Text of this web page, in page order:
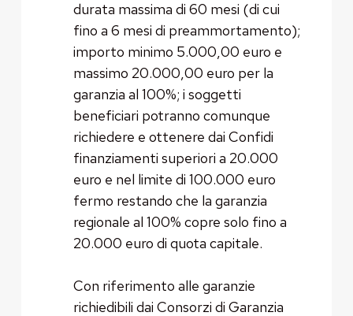
durata massima di 60 mesi (di cui
fino a 6 mesi di preammortamento);
importo minimo 5.000,00 euro e
massimo 20.000,00 euro per la
garanzia al 100%; i soggetti
beneficiari potranno comunque
richiedere e ottenere dai Confidi
finanziamenti superiori a 20.000
euro e nel limite di 100.000 euro
fermo restando che la garanzia
regionale al 100% copre solo fino a
20.000 euro di quota capitale.
Con riferimento alle garanzie
richiedibili dai Consorzi di Garanzia